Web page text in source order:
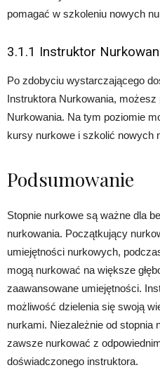
pomagać w szkoleniu nowych
3.1.1 Instruktor
Po zdobyciu wystarczającego
Instruktora Nurkowania,
Nurkowania. Na tym poziomie
kursy nurkowe i szkolić nowych
Podsumowanie
Stopnie nurkowe są ważne dla
nurkowania. Początkujący
umiejętności nurkowych,
mogą nurkować na większe
zaawansowane umiejętności.
możliwość dzielenia się swoją
nurkami. Niezależnie od stopnia
zawsze nurkować z
doświadczonego instruktora.